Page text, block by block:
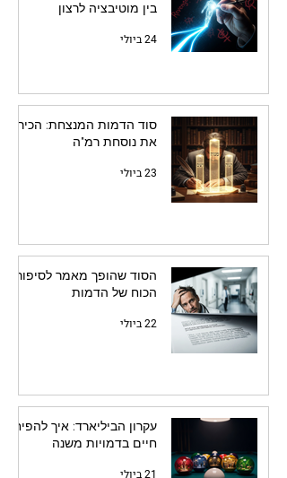
בין מוטיבציה לרצון
24 ביולי
סוד הדמות המנצחת: הכירו
את נוסחת רמ"ה
23 ביולי
הסוד שהופך מאמר לסיפור:
הכוח של הדמות
22 ביולי
עקרון הביליארד: איך להפיח
חיים בדמויות משנה
21 ביולי